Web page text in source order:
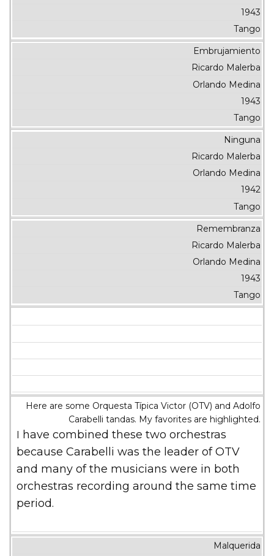
1943
Tango
Embrujamiento
Ricardo Malerba
Orlando Medina
1943
Tango
Ninguna
Ricardo Malerba
Orlando Medina
1942
Tango
Remembranza
Ricardo Malerba
Orlando Medina
1943
Tango
Here are some Orquesta Típica Victor (OTV) and Adolfo
Carabelli tandas. My favorites are highlighted.
I have combined these two orchestras
because Carabelli was the leader of OTV
and many of the musicians were in both
orchestras recording around the same time
period.
Malquerida